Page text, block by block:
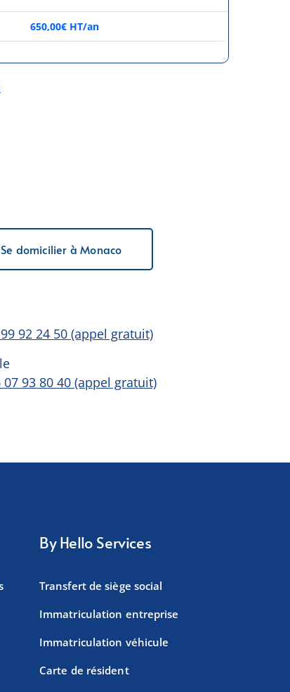
650,00€ HT/an
Se domicilier à Monaco
92 24 50 (appel gratuit)
07 93 80 40 (appel gratuit)
By Hello Services
Transfert de siège social
Immatriculation entreprise
Immatriculation véhicule
Carte de résident